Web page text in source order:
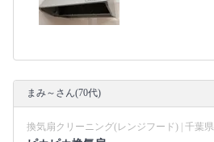
まみ～さん(70代)
換気扇クリーニング(レンジフード) | 千葉県